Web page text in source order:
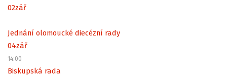
02zář
Jednání olomoucké diecézní rady
04zář
14:00
Biskupská rada